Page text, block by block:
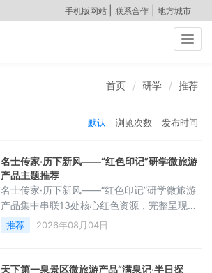
手机版网站 联系合作 地方城市
首页 研学 推荐
默认 浏览次数 发布时间
名士传家·历下新风——“红色印记”研学微旅游
产品主题推荐
名士传家·历下新风——“红色印记”研学微旅游
产品集中串联13处核心红色资源，完整呈现济
南从革命早期到解放战役的历史脉络；以“名士
传家・历下新风”为引领，将红色教育与家风传
微馆、战场遗址、综合博物馆，适配全年龄
推荐 2026年08月04日
天下第一泉景区微旅游产品“满泉记·半日探